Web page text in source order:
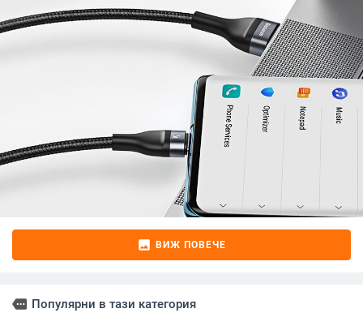
image ВИЖ ПОВЕЧЕ
more Популярни в тази категория